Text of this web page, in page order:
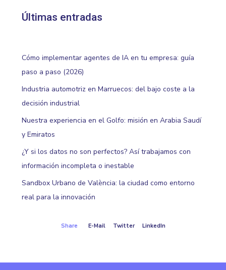
Últimas entradas
Cómo implementar agentes de IA en tu empresa: guía
paso a paso (2026)
Industria automotriz en Marruecos: del bajo coste a la
decisión industrial
Nuestra experiencia en el Golfo: misión en Arabia Saudí
y Emiratos
¿Y si los datos no son perfectos? Así trabajamos con
información incompleta o inestable
Sandbox Urbano de València: la ciudad como entorno
real para la innovación
Share E-Mail Twitter LinkedIn